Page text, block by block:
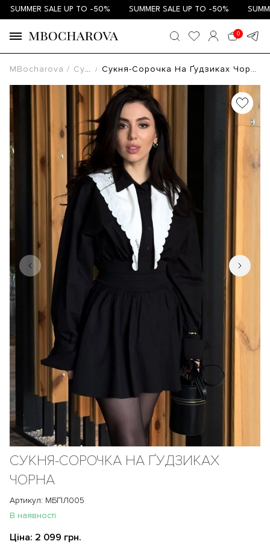
SALE UP TO -50% SUMMER SALE UP TO -50%
0
MBocharova Сукні Сукня-Сорочка На Ґудзиках Чорна МБПЛ005
СУКНЯ-СОРОЧКА НА ҐУДЗИКАХ
ЧОРНА
Артикул: МБПЛ005
В наявності
Ціна: 2 099 грн.